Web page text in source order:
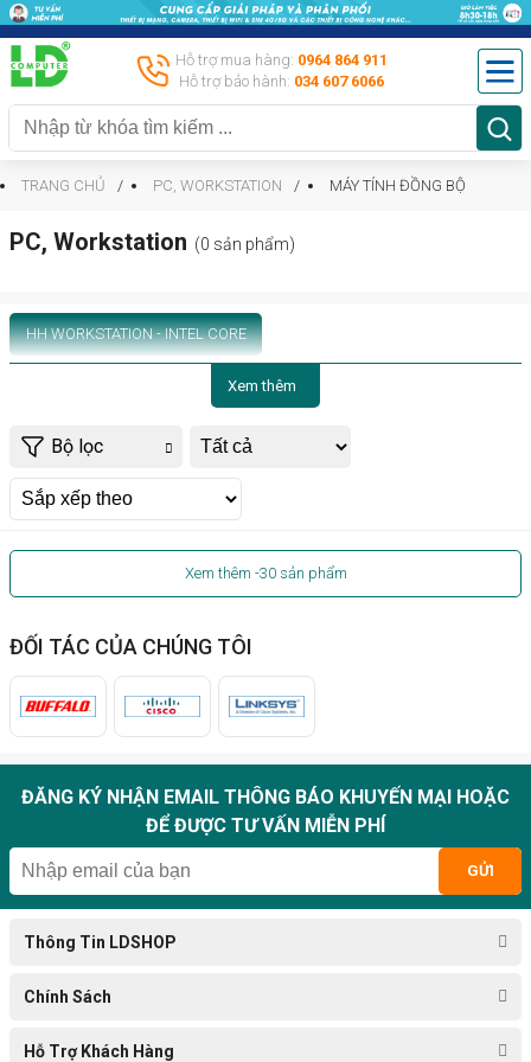
Hỗ trợ mua hàng: 0964 864 911
Hỗ trợ bảo hành: 034 607 6066
TRANG CHỦ PC, WORKSTATION MÁY TÍNH ĐỒNG BỘ
PC, Workstation (0 sản phẩm)
HH WORKSTATION - INTEL CORE
Xem thêm
Bộ lọc
Xem thêm -30sản phẩm
ĐỐI TÁC CỦA CHÚNG TÔI
ĐĂNG KÝ NHẬN EMAIL THÔNG BÁO KHUYẾN MẠI HOẶC
ĐỂ ĐƯỢC TƯ VẤN MIỄN PHÍ
GỬI
Thông Tin LDSHOP
Chính Sách
Hỗ Trợ Khách Hàng